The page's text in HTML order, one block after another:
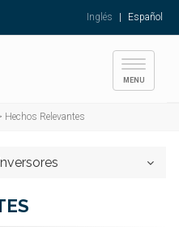
Inglés Español
Toggle
MENU
Hechos Relevantes